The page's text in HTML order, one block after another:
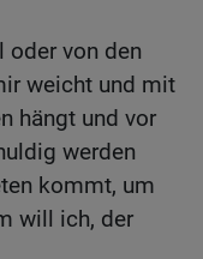
oder von den
weicht und mit
hängt und vor
werden
kommt, um
will ich, der